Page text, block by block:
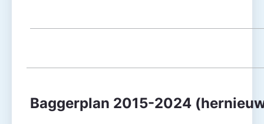
Baggerplan 2015-2024